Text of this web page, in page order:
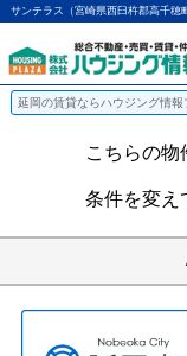
延岡の賃貸ならハウジング情報
こちらの物
条件を変え